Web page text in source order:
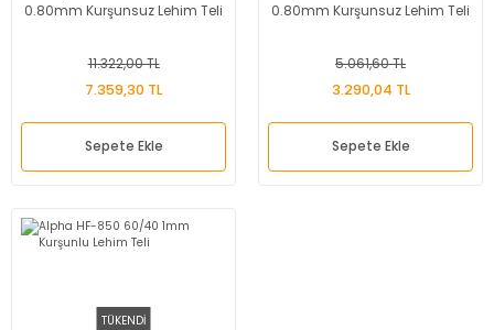
0.80mm Kurşunsuz Lehim Teli
11.322,00 TL
7.359,30 TL
Sepete Ekle
0.80mm Kurşunsuz Lehim Teli
5.061,60 TL
3.290,04 TL
Sepete Ekle
TÜKENDİ